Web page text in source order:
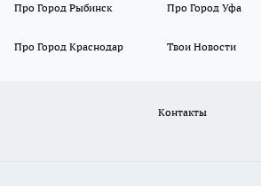
Про Город Рыбинск Про Город Уфа
Про Город Краснодар Твои Новости
Контакты